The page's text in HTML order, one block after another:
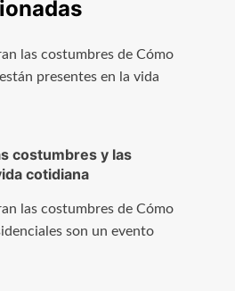
costumbres y las
cotidiana